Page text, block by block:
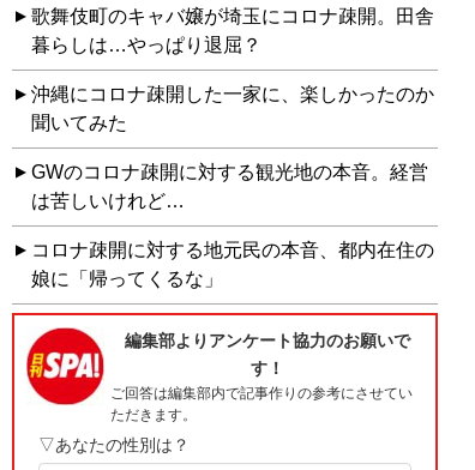
歌舞伎町のキャバ嬢が埼玉にコロナ疎開。田舎
暮らしは…やっぱり退屈？
沖縄にコロナ疎開した一家に、楽しかったのか
聞いてみた
GWのコロナ疎開に対する観光地の本音。経営
は苦しいけれど…
コロナ疎開に対する地元民の本音、都内在住の
娘に「帰ってくるな」